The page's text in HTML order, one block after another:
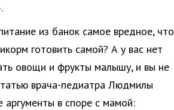
из банок самое вредное, что
готовить самой? А у вас нет
овощи и фрукты малышу, и вы не
врача-педиатра Людмилы
аргументы в споре с мамой: